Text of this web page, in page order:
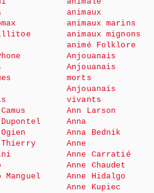
animaux
animaux marins
animaux mignons
animé Folklore
Anjouanais
Anjouanais
morts
Anjouanais
vivants
Ann Larson
Anna
Anna Bednik
Anne
Anne Carratié
Anne Chaudet
Anne Hidalgo
Anne Kupiec